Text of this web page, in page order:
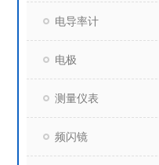
电导率计
电极
测量仪表
频闪镜